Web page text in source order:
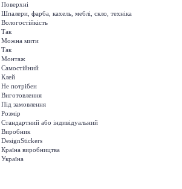
Поверхні
Шпалери, фарба, кахель, меблі, скло, техніка
Вологостійкість
Так
Можна мити
Так
Монтаж
Самостійний
Клей
Не потрібен
Виготовлення
Під замовлення
Розмір
Стандартний або індивідуальний
Виробник
DesignStickers
Країна виробництва
Україна